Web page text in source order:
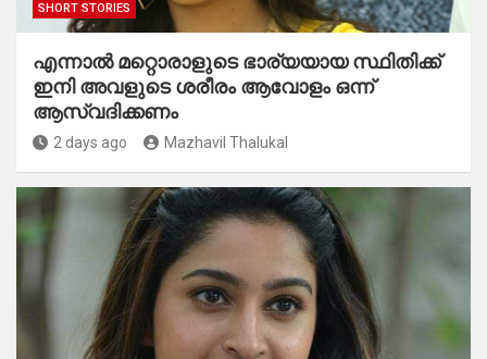
SHORT STORIES
എന്നാൽ മറ്റൊരാളുടെ ഭാര്യയായ സ്ഥിതിക്ക്
ഇനി അവളുടെ ശരീരം ആവോളം ഒന്ന്
ആസ്വദിക്കണം
2 days ago Mazhavil Thalukal